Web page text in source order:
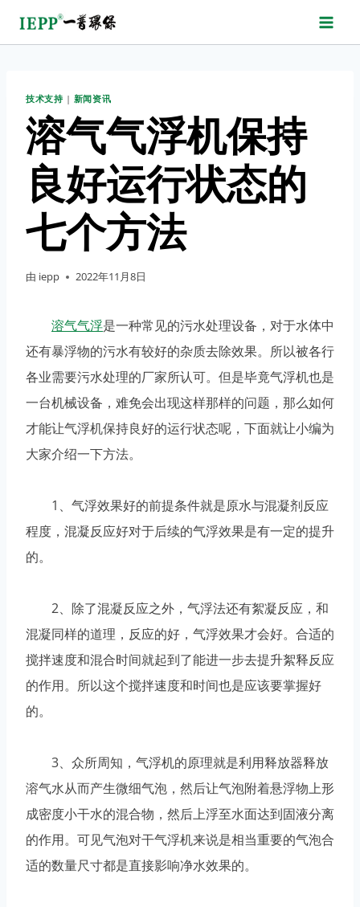
技术支持 | 新闻资讯
溶气气浮机保持
良好运行状态的
七个方法
由 iepp 2022年11月8日
溶气气浮是一种常见的污水处理设备，对于水体中
还有暴浮物的污水有较好的杂质去除效果。所以被各行
各业需要污水处理的厂家所认可。但是毕竟气浮机也是
一台机械设备，难免会出现这样那样的问题，那么如何
才能让气浮机保持良好的运行状态呢，下面就让小编为
大家介绍一下方法。
1、气浮效果好的前提条件就是原水与混凝剂反应
程度，混凝反应好对于后续的气浮效果是有一定的提升
的。
2、除了混凝反应之外，气浮法还有絮凝反应，和
混凝同样的道理，反应的好，气浮效果才会好。合适的
搅拌速度和混合时间就起到了能进一步去提升絮释反应
的作用。所以这个搅拌速度和时间也是应该要掌握好
的。
3、众所周知，气浮机的原理就是利用释放器释放
溶气水从而产生微细气泡，然后让气泡附着悬浮物上形
成密度小干水的混合物，然后上浮至水面达到固液分离
的作用。可见气泡对干气浮机来说是相当重要的气泡合
适的数量尺寸都是直接影响净水效果的。